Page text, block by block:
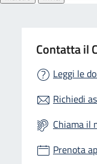
Contatta il
Leggi le
Richiedi
Chiama il
Prenota